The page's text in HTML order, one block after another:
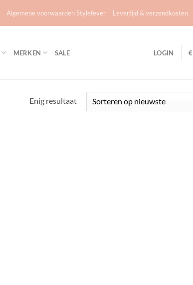
Algemene voorwaarden Stylefever Levertijd & verzendkosten
MERKEN SALE LOGIN €
Enig resultaat